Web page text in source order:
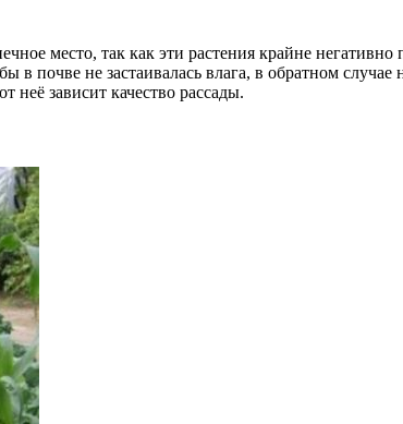
место, так как эти растения крайне
почве не застаивалась влага, в обратном
неё зависит качество рассады.